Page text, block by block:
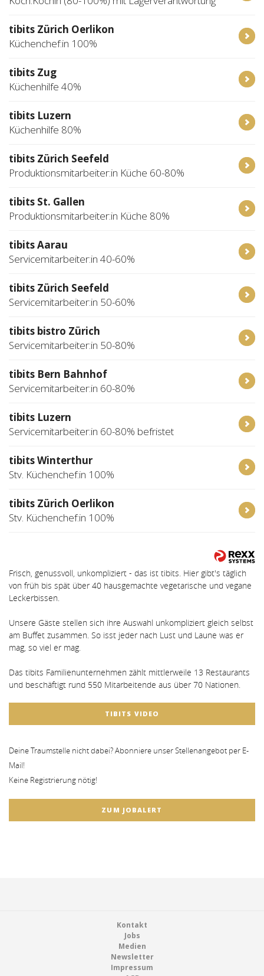
tibits Zürich Oerlikon
Küchenchef:in 100%
tibits Zug
Küchenhilfe 40%
tibits Luzern
Küchenhilfe 80%
tibits Zürich Seefeld
Produktionsmitarbeiter:in Küche 60-80%
tibits St. Gallen
Produktionsmitarbeiter:in Küche 80%
tibits Aarau
Servicemitarbeiter:in 40-60%
tibits Zürich Seefeld
Servicemitarbeiter:in 50-60%
tibits bistro Zürich
Servicemitarbeiter:in 50-80%
tibits Bern Bahnhof
Servicemitarbeiter:in 60-80%
tibits Luzern
Servicemitarbeiter:in 60-80% befristet
tibits Winterthur
Stv. Küchenchef:in 100%
tibits Zürich Oerlikon
Stv. Küchenchef:in 100%
Frisch, genussvoll, unkompliziert - das ist tibits. Hier gibt's täglich
von früh bis spät über 40 hausgemachte vegetarische und vegane
Leckerbissen.
Unsere Gäste stellen sich ihre Auswahl unkompliziert gleich selbst
am Buffet zusammen. So isst jeder nach Lust und Laune was er
mag, so viel er mag.
Das tibits Familienunternehmen zählt mittlerweile 13 Restaurants
und beschäftigt rund 550 Mitarbeitende aus über 70 Nationen.
TIBITS VIDEO
Deine Traumstelle nicht dabei? Abonniere unser Stellenangebot per E-
Mail!
Keine Registrierung nötig!
ZUM JOBALERT
Kontakt
Jobs
Medien
Newsletter
Impressum